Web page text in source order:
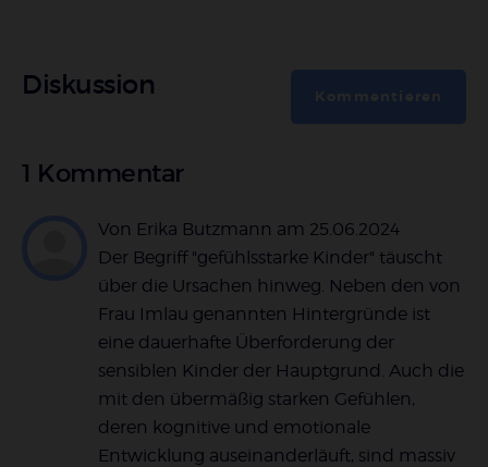
Diskussion
1 Kommentar
Von Erika Butzmann am 25.06.2024
Der Begriff "gefühlsstarke Kinder" täuscht
über die Ursachen hinweg. Neben den von
Frau Imlau genannten Hintergründe ist
eine dauerhafte Überforderung der
sensiblen Kinder der Hauptgrund. Auch die
mit den übermäßig starken Gefühlen,
deren kognitive und emotionale
Entwicklung auseinanderläuft, sind massiv